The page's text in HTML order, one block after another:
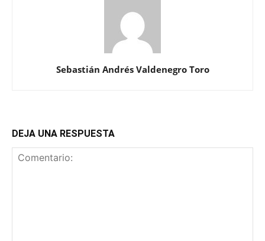
Sebastián Andrés Valdenegro Toro
DEJA UNA RESPUESTA